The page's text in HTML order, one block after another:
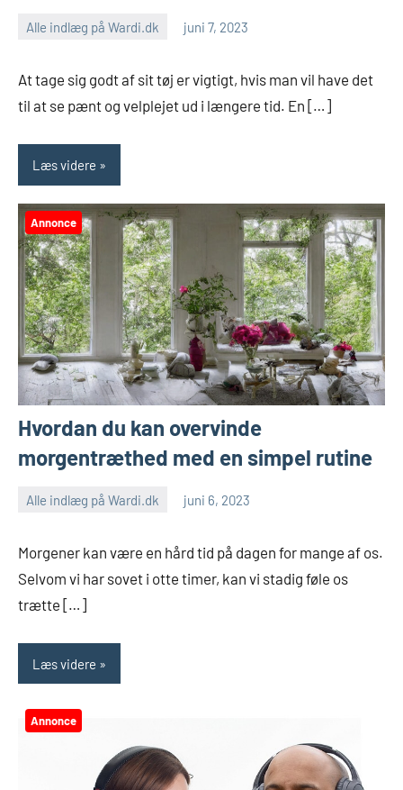
Alle indlæg på Wardi.dk juni 7, 2023
At tage sig godt af sit tøj er vigtigt, hvis man vil have det
til at se pænt og velplejet ud i længere tid. En […]
Læs videre
Annonce
Hvordan du kan overvinde
morgentræthed med en simpel rutine
Alle indlæg på Wardi.dk juni 6, 2023
Morgener kan være en hård tid på dagen for mange af os.
Selvom vi har sovet i otte timer, kan vi stadig føle os
trætte […]
Læs videre
Annonce